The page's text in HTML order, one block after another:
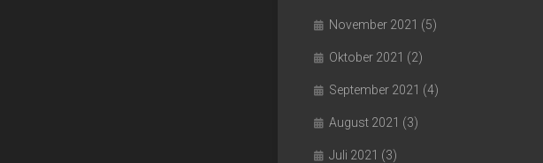
November 2021 (5)
Oktober 2021 (2)
September 2021 (4)
August 2021 (3)
Juli 2021 (3)